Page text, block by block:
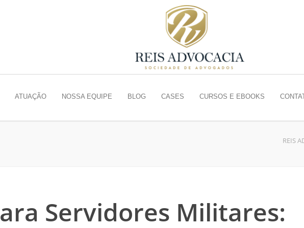
ATUAÇÃO NOSSA EQUIPE BLOG CASES CURSOS E EBOOKS
REIS
Servidores Militares: